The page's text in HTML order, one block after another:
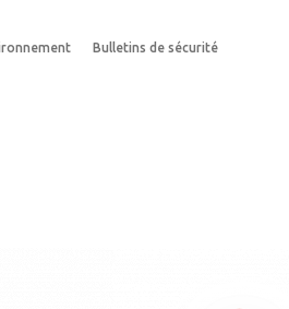
Bulletins de sécurité